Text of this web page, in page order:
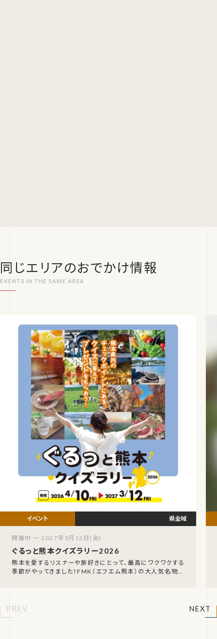
同じエリアのおでかけ情報
ぐるっと熊本クイズラリー2026
熊本を愛するリスナーや旅好きにとって、最高にワクワクする
季節がやってきました！FMK（エフエム熊本）の大人気名物企
県全域
開催中 ～ 2027年3月12日(金)
PREV NEXT